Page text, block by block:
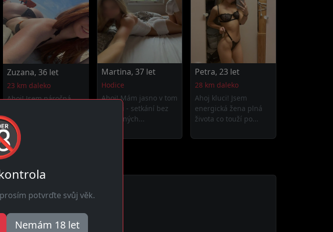
Zuzana, 36 let
23 km daleko
Ahoj! Jsem náročná
upřednostňuje kvalitu
před...
Martina, 37 let
Hodice
Ahoj! Mám jasno v tom
co chci - setkání bez
zbytečných...
Petra, 23 let
28 km daleko
Ahoj kluci! Jsem
energická žena plná
života co touží po...
potvrďte svůj věk.
Nemám 18 let